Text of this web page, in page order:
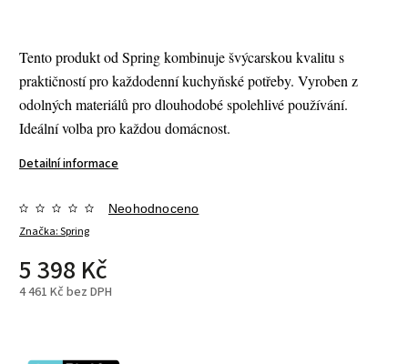
Tento produkt od Spring kombinuje švýcarskou kvalitu s
praktičností pro každodenní kuchyňské potřeby. Vyroben z
odolných materiálů pro dlouhodobé spolehlivé používání.
Ideální volba pro každou domácnost.
Detailní informace
Značka:Spring
Neohodnoceno
5 398 Kč
4 461 Kč bez DPH